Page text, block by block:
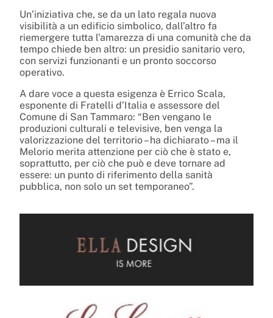
Un’iniziativa che, se da un lato regala nuova
visibilità a un edificio simbolico, dall’altro fa
riemergere tutta l’amarezza di una comunità che da
tempo chiede ben altro: un presidio sanitario vero,
con servizi funzionanti e un pronto soccorso
operativo.
A dare voce a questa esigenza è Errico Scala,
esponente di Fratelli d’Italia e assessore del
Comune di San Tammaro: “Ben vengano le
produzioni culturali e televisive, ben venga la
valorizzazione del territorio – ha dichiarato – ma il
Melorio merita attenzione per ciò che è stato e,
soprattutto, per ciò che può e deve tornare ad
essere: un punto di riferimento della sanità
pubblica, non solo un set temporaneo”.